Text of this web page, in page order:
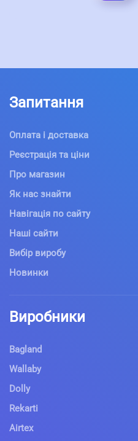
Запитання
Оплата і доставка
Реєстрація та ціни
Про магазин
Як нас знайти
Навігація по сайту
Наші сайти
Вибір виробу
Новинки
Виробники
Bagland
Wallaby
Dolly
Rekarti
Airtex